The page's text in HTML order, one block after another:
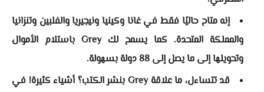
إنه متاح حاليًا فقط في غانا وكينيا ونيجيريا والفلبين وتنزانيا
والمملكة المتحدة. كما يسمح لك Grey باستلام الأموال
وتحويلها إلى ما يصل إلى 88 دولة بسهولة.
قد تتساءل، ما علاقة Grey بنشر الكتب؟ أشياء كثيرة! في